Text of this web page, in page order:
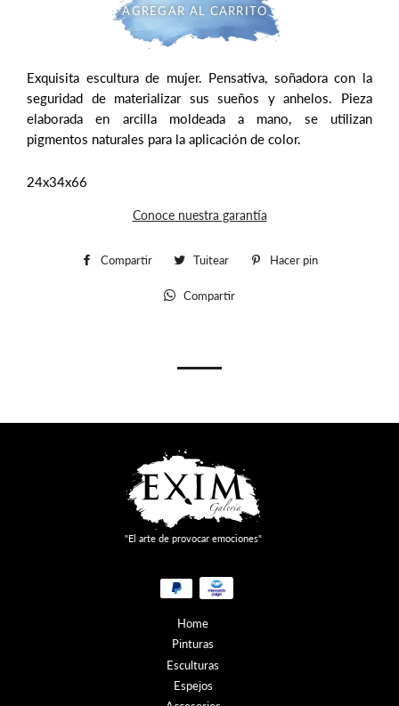
AGREGAR AL CARRITO
Exquisita escultura de mujer. Pensativa, soñadora con la
seguridad de materializar sus sueños y anhelos. Pieza
elaborada en arcilla moldeada a mano, se utilizan
pigmentos naturales para la aplicación de color.
24x34x66
Conoce nuestra garantía
Compartir
Compartir
en
Tuitear
TuitearHacer pin
Compartir
"El arte de provocar emociones"
Métodos
de
pago
Home
Pinturas
Esculturas
Espejos